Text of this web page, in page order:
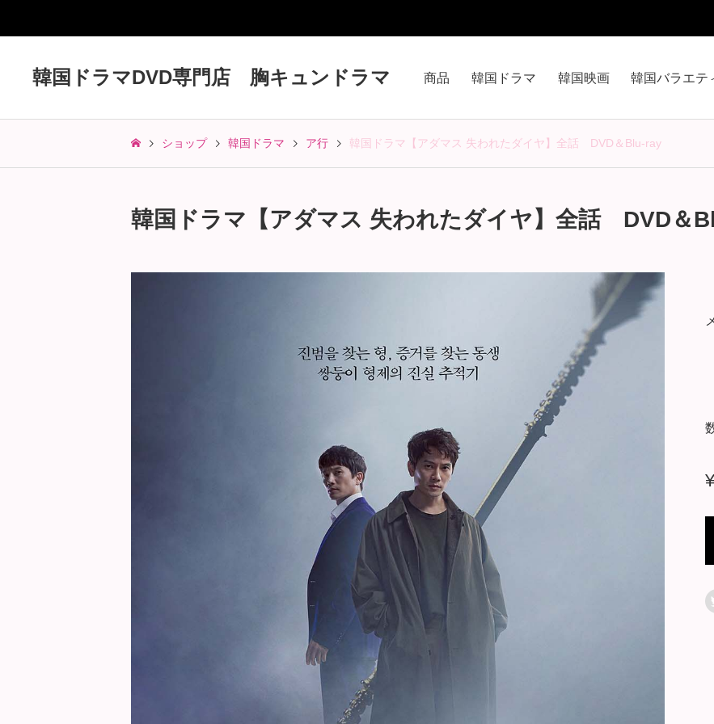
韓国ドラマDVD専門店 胸キュンドラマ 商品 韓国ドラマ 韓国映画 韓国バラエテ
ショップ 韓国ドラマ ア行 韓国ドラマ【アダマス 失われたダイヤ】全話 DVD＆Blu-ray
韓国ドラマ【アダマス 失われたダイヤ】全話 DVD＆
¥